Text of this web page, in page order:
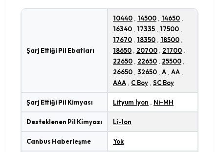
Şarj Ettiği Pil Ebatları
10440 14500 14650
16340
17335 17500
17670
18350 18500
18650
20700 21700
22650
22650 25500
26650
32650 A AA
AAA
C Boy SC Boy
Şarj Ettiği Pil Kimyası Lityum İyon Ni-MH
Desteklenen Pil Kimyası Li-Ion
Canbus Haberleşme Yok